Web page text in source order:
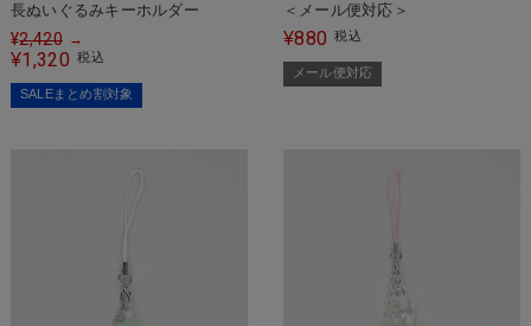
長ぬいぐるみキーホルダー
¥2,420 →
¥1,320 税込
SALEまとめ割対象
＜メール便対応＞
¥880 税込
メール便対応